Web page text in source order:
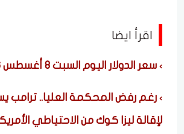
اقرأ ايضا
سعر الدولار اليوم السبت 8 أغسطس 2026
رغم رفض المحكمة العليا.. ترامب
لإقالة ليزا كوك من الاحتياطي